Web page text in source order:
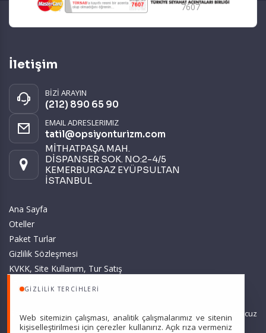
GIZLILIK TERCIHLERI
Web sitemizin çalışması, analitik çalışmalarımız ve sitenin
kişiselleştirilmesi için çerezler kullanırız. Açık rıza vermeniz
7607
İletişim
BİZİ ARAYIN
(212) 890 65 90
EMAIL ADRESLERIMIZ
tatil@opsiyonturizm.com
MİTHATPAŞA MAH.
DİSPANSER SOK. NO:2-4/5
KEMERBURGAZ EYÜPSULTAN
İSTANBUL
Ana Sayfa
Oteller
Paket Turlar
Gizlilik Sözleşmesi
KVKK, Site Kullanım, Tur Satış
Sitemizde anılan tüm fiyatlar, geçerli kartlar ile tek ödemede, en ucuz
başlangıç fiyatlardır ve yeterli kontenjan olması durumunda